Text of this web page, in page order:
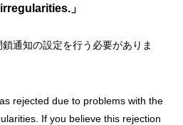
」
通知の設定を行う必要がありま
rejected due to problems with the
If you believe this rejection